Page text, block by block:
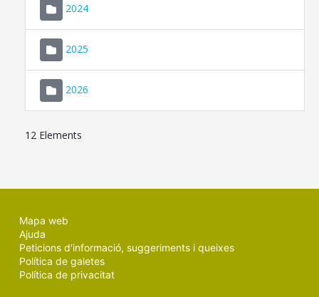
2024
2025
2026
12 Elements
Mapa web
Ajuda
Peticions d'informació, suggeriments i queixes
Política de galetes
Política de privacitat